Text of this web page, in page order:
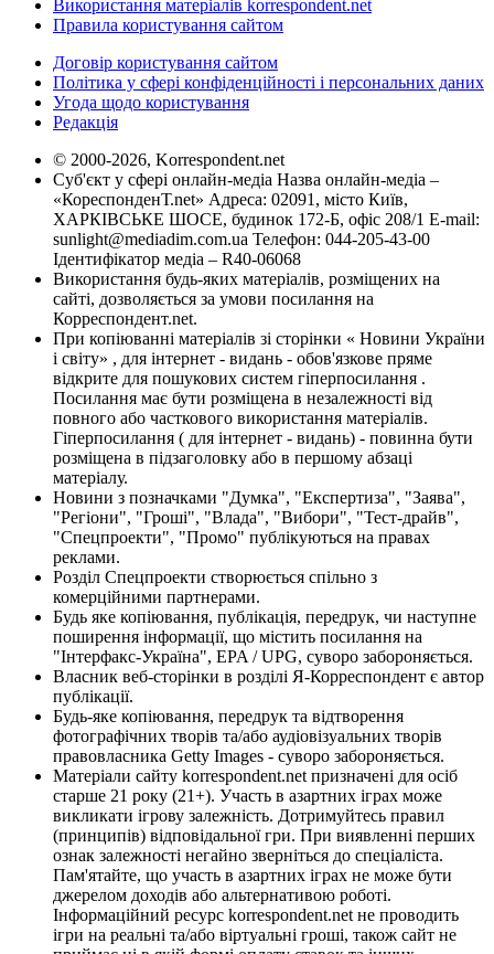
Використання матеріалів korrespondent.net
Правила користування сайтом
Договір користування сайтом
Політика у сфері конфіденційності і персональних даних
Угода щодо користування
Редакція
© 2000-2026, Korrespondent.net
Суб'єкт у сфері онлайн-медіа Назва онлайн-медіа –
«КореспонденТ.net» Адреса: 02091, місто Київ,
ХАРКІВСЬКЕ ШОСЕ, будинок 172-Б, офіс 208/1 E-mail:
sunlight@mediadim.com.ua Телефон: 044-205-43-00
Ідентифікатор медіа – R40-06068
Використання будь-яких матеріалів, розміщених на
сайті, дозволяється за умови посилання на
Корреспондент.net.
При копіюванні матеріалів зі сторінки « Новини України
і світу» , для інтернет - видань - обов'язкове пряме
відкрите для пошукових систем гіперпосилання .
Посилання має бути розміщена в незалежності від
повного або часткового використання матеріалів.
Гіперпосилання ( для інтернет - видань) - повинна бути
розміщена в підзаголовку або в першому абзаці
матеріалу.
Новини з позначками "Думка", "Експертиза", "Заява",
"Регіони", "Гроші", "Влада", "Вибори", "Тест-драйв",
"Спецпроекти", "Промо" публікуються на правах
реклами.
Розділ Спецпроекти створюється спільно з
комерційними партнерами.
Будь яке копіювання, публікація, передрук, чи наступне
поширення інформації, що містить посилання на
"Інтерфакс-Україна", EPA / UPG, суворо забороняється.
Власник веб-сторінки в розділі Я-Корреспондент є автор
публікації.
Будь-яке копіювання, передрук та відтворення
фотографічних творів та/або аудіовізуальних творів
правовласника Getty Images - суворо забороняється.
Матеріали сайту korrespondent.net призначені для осіб
старше 21 року (21+). Участь в азартних іграх може
викликати ігрову залежність. Дотримуйтесь правил
(принципів) відповідальної гри. При виявленні перших
ознак залежності негайно зверніться до спеціаліста.
Пам'ятайте, що участь в азартних іграх не може бути
джерелом доходів або альтернативою роботі.
Інформаційний ресурс korrespondent.net не проводить
ігри на реальні та/або віртуальні гроші, також сайт не